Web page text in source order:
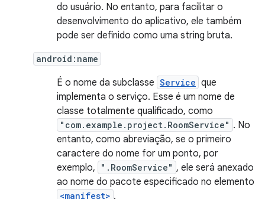
do usuário. No entanto, para facilitar o
desenvolvimento do aplicativo, ele também
pode ser definido como uma string bruta.
android:name
É o nome da subclasse Service que
implementa o serviço. Esse é um nome de
classe totalmente qualificado, como
"com.example.project.RoomService" . No
entanto, como abreviação, se o primeiro
caractere do nome for um ponto, por
exemplo,
".RoomService" , ele será anexado
ao nome do pacote especificado no elemento
<manifest> .